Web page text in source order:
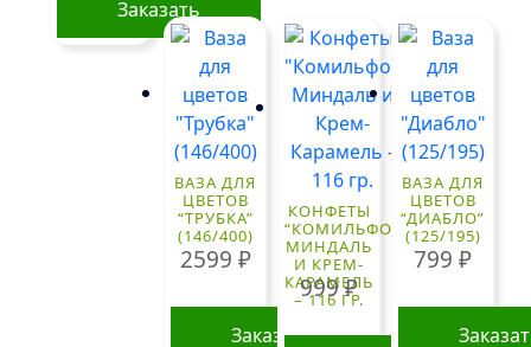
Заказать
ВАЗА ДЛЯ
ЦВЕТОВ
“ТРУБКА”
(146/400)
2599 ₽
Заказать
КОНФЕТЫ
“КОМИЛЬФО”
МИНДАЛЬ
И КРЕМ-
КАРАМЕЛЬ
– 116 ГР.
999₽
ВАЗА ДЛЯ
ЦВЕТОВ
“ДИАБЛО”
(125/195)
799₽